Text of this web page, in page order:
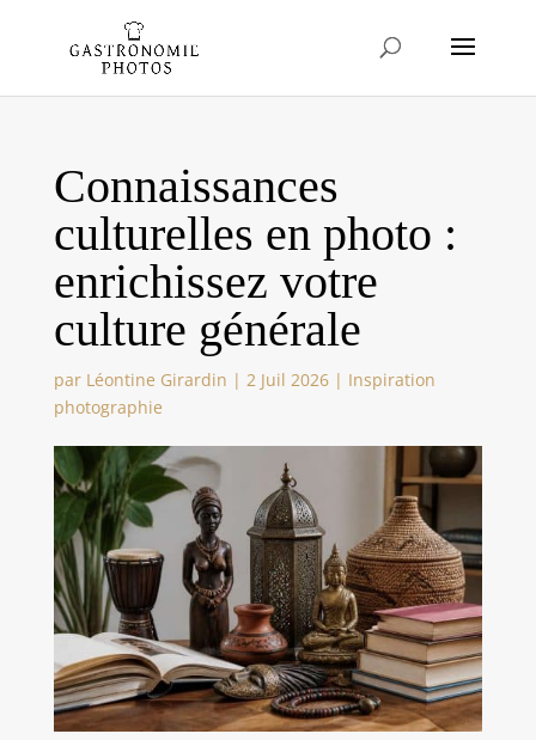
Connaissances
culturelles en photo :
enrichissez votre
culture générale
par Léontine Girardin | 2 Juil 2026| Inspiration
photographie